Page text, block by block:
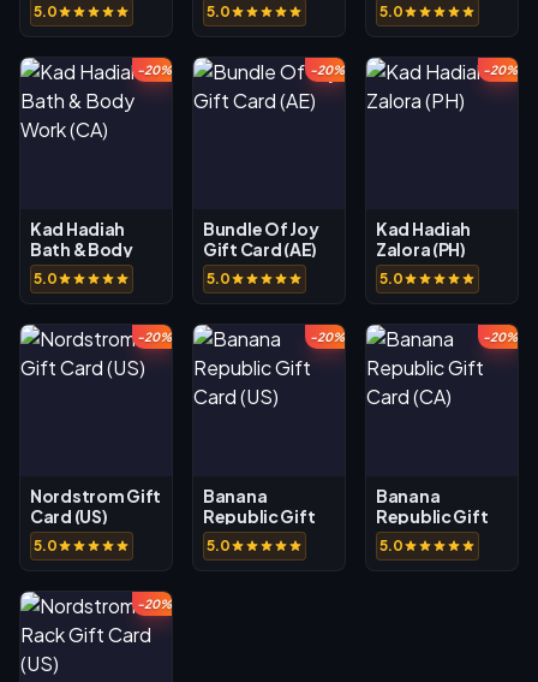
5.0 5.0 5.0
-20%
Kad Hadiah
Bath & Body
Work (CA)
5.0
-20%
Bundle Of Joy
Gift Card (AE)
5.0
-20%
Kad Hadiah
Zalora (PH)
5.0
-20%
Nordstrom Gift
Card (US)
5.0
-20%
Banana
Republic Gift
Card (US)
5.0
-20%
Banana
Republic Gift
Card (CA)
5.0
-20%